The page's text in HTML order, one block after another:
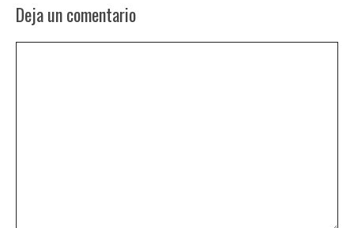
Deja un comentario